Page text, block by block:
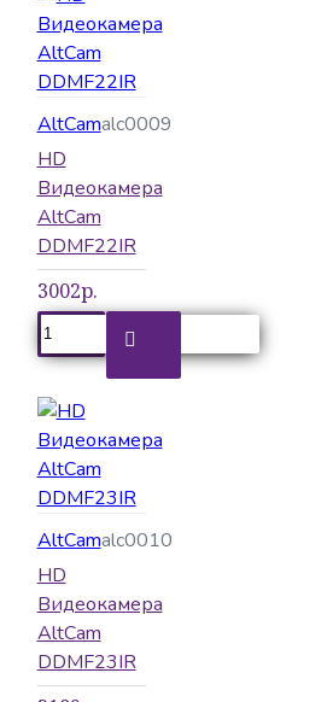
AltCamalc0009
HD
Видеокамера
AltCam
DDMF22IR
3002р.
AltCamalc0010
HD
Видеокамера
AltCam
DDMF23IR